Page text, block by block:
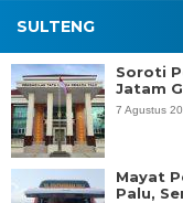
SULTENG
Soroti
Jatam
7 Agustus
Mayat
Palu,